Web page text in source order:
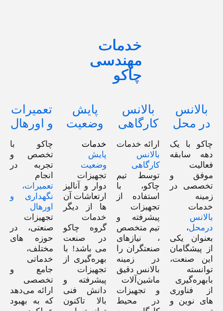
خدمات
مهندسی
چاکو
بالانس
در محل
چاکو با یک
دهه سابقه‌
فعالیت
موفق و
تخصصی در
زمینه
خدمات
بالانس
درمحل،
بعنوان یکی
از پیشگامان
این صنعت،
توانسته
بابهره‌گیری
از فناوری
های نوین و
بالانس
کارگاهی
ارائه خدمات
بالانس
کارگاهی
توسط تیم
چاکو، با
استفاده از
تجهیزات
پیشرفته و
تیم متخصص
، نیازهای
صنعتگران را
در زمینه
بالانس دقیق
ماشین‌آلات
و تجهیزات
در محیط
پایش
وضعیت
خدمات
پایش
وضعیت
تجهیزات
دوار و آنالیز
ارتعاشات آن
ها از دیگر
خدمات
گروه چاکو
در صنعت
می باشد! با
بهره‌گیری از
تجهیزات
پیشرفته و
دانش فنی
بالا تاکنون
تعمیرات
و اورهال
چاکو با
تخصص و
تجربه در
انجام
تعمیرات،
نگهداری و
اورهال
تجهیزات
صنعتی، در
حوزه های
مختلف،
خدماتی
جامع و
تخصصی
ارائه می‌دهد
که به بهبود